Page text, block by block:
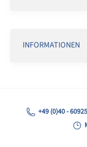
INFORMATIONEN
+49 (0)40 -